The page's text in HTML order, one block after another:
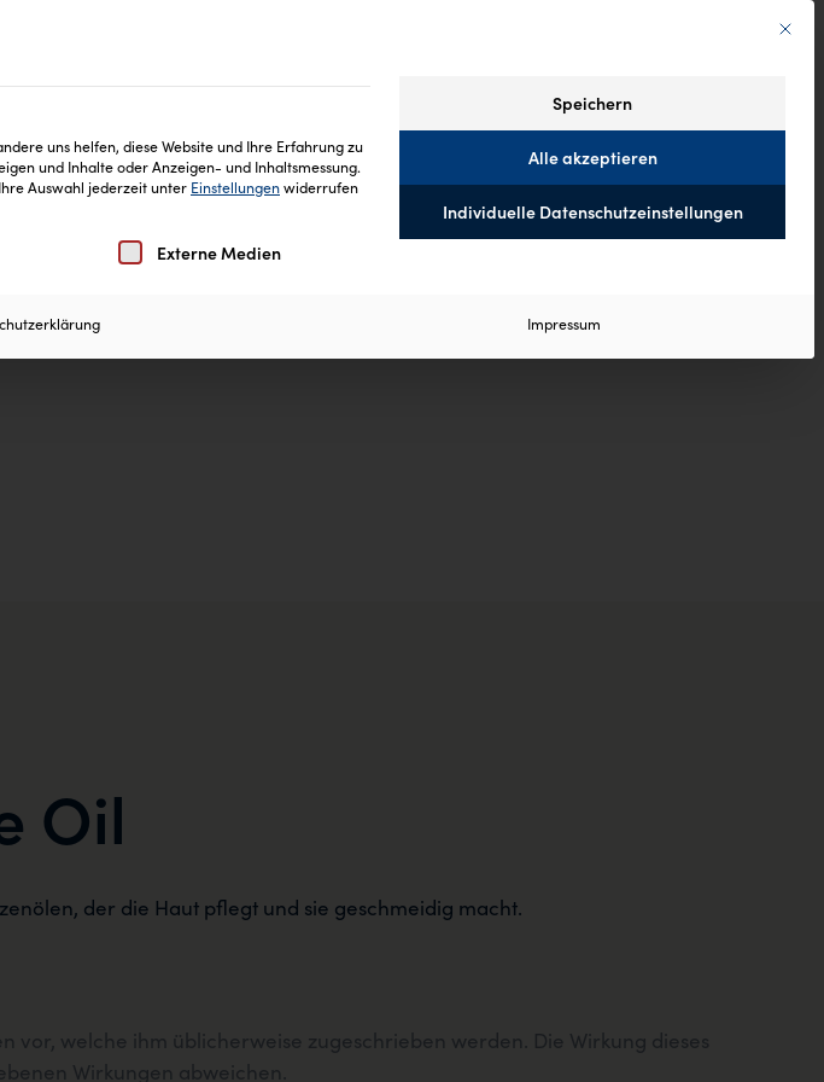
Häufige Fragen
Oil
der die Haut pflegt und sie geschmeidig macht.
welche ihm üblicherweise zugeschrieben werden. Die Wirkung dieses
Wirkungen abweichen.
Mit
uns helfen, diese Website und Ihre Erfahrung zu
und Inhalte oder Anzeigen- und Inhaltsmessung.
Auswahl jederzeit unter Einstellungenwiderrufen
Die erste Service-Gruppe ist essenziell und kann nicht abgewählt werden.
Externe Medien
Speichern
Alle akzeptieren
Individuelle Datenschutzeinstellungen
Impressum